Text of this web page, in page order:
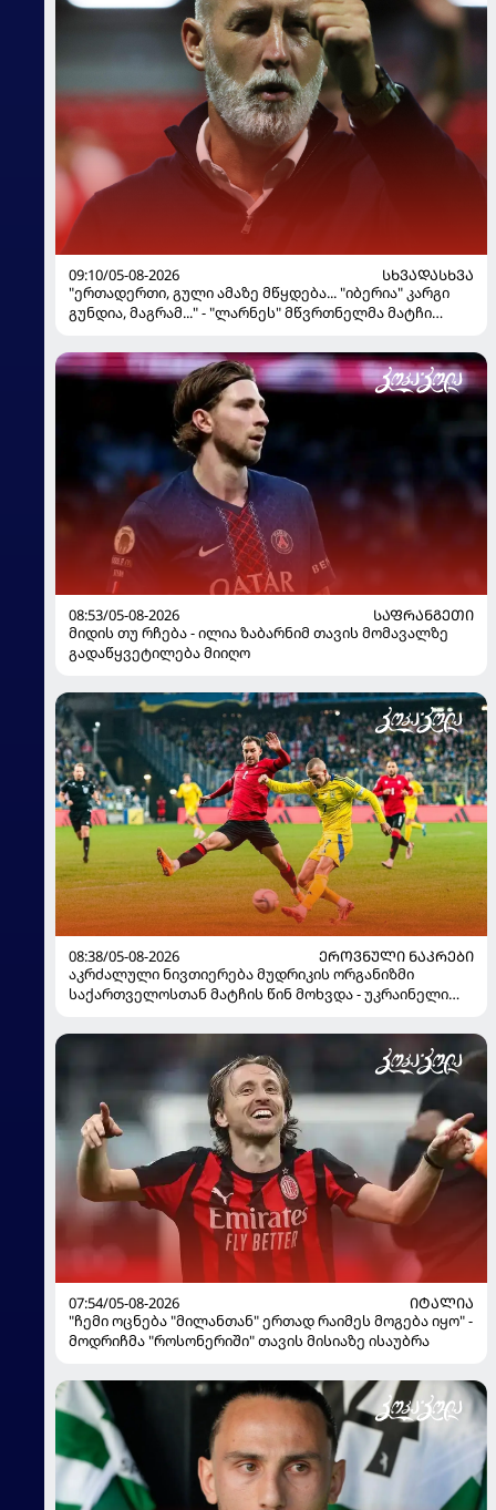
09:10/05-08-2026
ᲡᲮᲕᲐᲓᲐᲡᲮᲕᲐ
"ერთადერთი, გული ამაზე მწყდება... "იბერია" კარგი
გუნდია, მაგრამ..." - "ლარნეს" მწვრთნელმა მატჩი
მოჰყავს
08:53/05-08-2026
ᲡᲐᲤᲠᲐᲜᲒᲔᲗᲘ
მიდის თუ რჩება - ილია ზაბარნიმ თავის მომავალზე
გადაწყვეტილება მიიღო
08:38/05-08-2026
ᲔᲠᲝᲕᲜᲣᲚᲘ ᲜᲐᲙᲠᲔᲑᲘ
აკრძალული ნივთიერება მუდრიკის ორგანიზმი
საქართველოსთან მატჩის წინ მოხვდა - უკრაინელი
ინფორმაციას ავრცელებს
07:54/05-08-2026
ᲘᲢᲐᲚᲘᲐ
"ჩემი ოცნება "მილანთან" ერთად რაიმეს მოგება იყო" -
მოდრიჩმა "როსონერიში" თავის მისიაზე ისაუბრა